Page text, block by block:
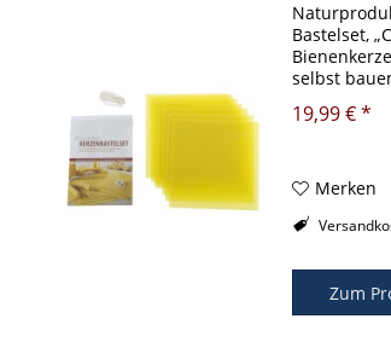
Bastelset,
selbst
Reine
für
19,99 € *
Merken
Zum